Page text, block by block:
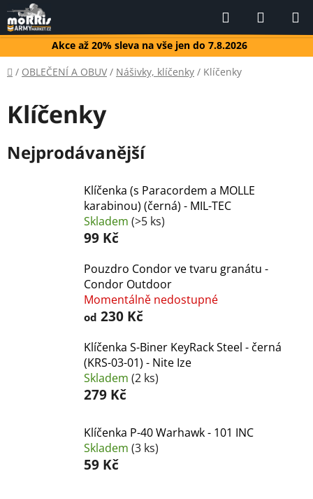
Přejít
na
obsah
Akce až 20% sleva na vše jen do 7.8.2026
Hledat
KOŠÍK
Domů
/ OBLEČENÍ A OBUV / Nášivky, klíčenky / Klíčenky
Klíčenky
Nejprodávanější
Klíčenka (s Paracordem a MOLLE
karabinou) (černá) - MIL-TEC
Skladem (>5 ks)
99 Kč
Pouzdro Condor ve tvaru granátu -
Condor Outdoor
Momentálně nedostupné
od 230 Kč
Klíčenka S-Biner KeyRack Steel - černá
(KRS-03-01) - Nite Ize
Skladem (2 ks)
279 Kč
Klíčenka P-40 Warhawk - 101 INC
Skladem (3 ks)
59 Kč